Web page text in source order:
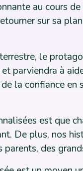
au cours
sur sa
le
parviendra à
la confiance
est que
De plus, nos
des